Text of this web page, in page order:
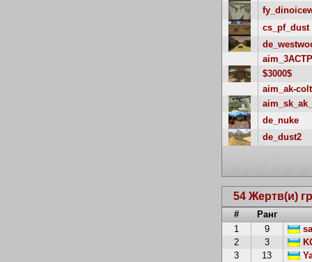
cs_pf_dust
$3000$
aim_ak-colt
de_nuke
de_dust2
54 Жертв(и)
#
Ранг
1
9
2
3
3
13